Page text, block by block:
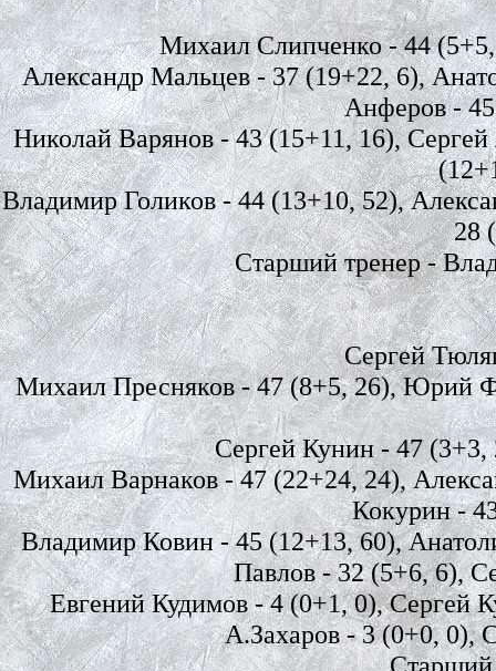
Михаил Слипченко - 44
Александр Мальцев - 37 (19+22, 6),
Анферов -
Николай Варянов - 43 (15+11, 16),
Владимир Голиков - 44 (13+10, 52),
28
Старший тренер -
Сергей
Михаил Пресняков - 47 (8+5, 26), Юрий
Сергей Кунин - 47 (3+3,
Михаил Варнаков - 47 (22+24, 24),
Кокурин -
Владимир Ковин - 45 (12+13, 60),
Павлов - 32 (5+6, 6),
Евгений Кудимов - 4 (0+1, 0), Сергей
А.Захаров - 3 (0+0, 0),
Старший